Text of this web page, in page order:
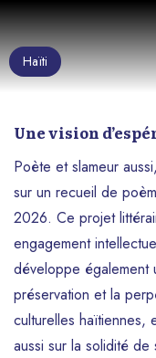
Haïti
Une vision
Poète et slameur
sur un recueil de
2026. Ce projet
engagement
développe également
préservation et la
culturelles haïtiennes,
aussi sur la solidité